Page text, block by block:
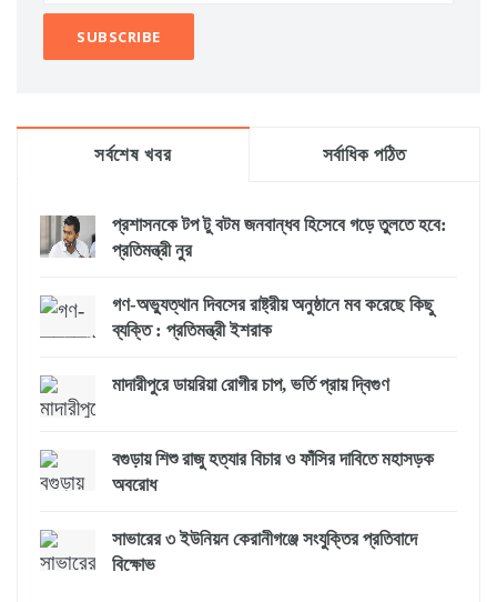
সর্বশেষ খবর সর্বাধিক পঠিত
প্রশাসনকে টপ টু বটম জনবান্ধব হিসেবে গড়ে তুলতে হবে:
প্রতিমন্ত্রী নুর
গণ-অভ্যুত্থান দিবসের রাষ্ট্রীয় অনুষ্ঠানে মব করেছে কিছু
ব্যক্তি : প্রতিমন্ত্রী ইশরাক
মাদারীপুরে ডায়রিয়া রোগীর চাপ, ভর্তি প্রায় দ্বিগুণ
বগুড়ায় শিশু রাজু হত্যার বিচার ও ফাঁসির দাবিতে মহাসড়ক
অবরোধ
সাভারের ৩ ইউনিয়ন কেরানীগঞ্জে সংযুক্তির প্রতিবাদে
বিক্ষোভ